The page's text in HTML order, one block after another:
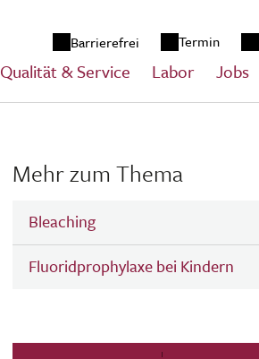
zum Inhalt springen
Barrierefrei Termin
Qualität & Service Labor Jobs
Mehr zum Thema
Bleaching
Fluoridprophylaxe bei Kindern